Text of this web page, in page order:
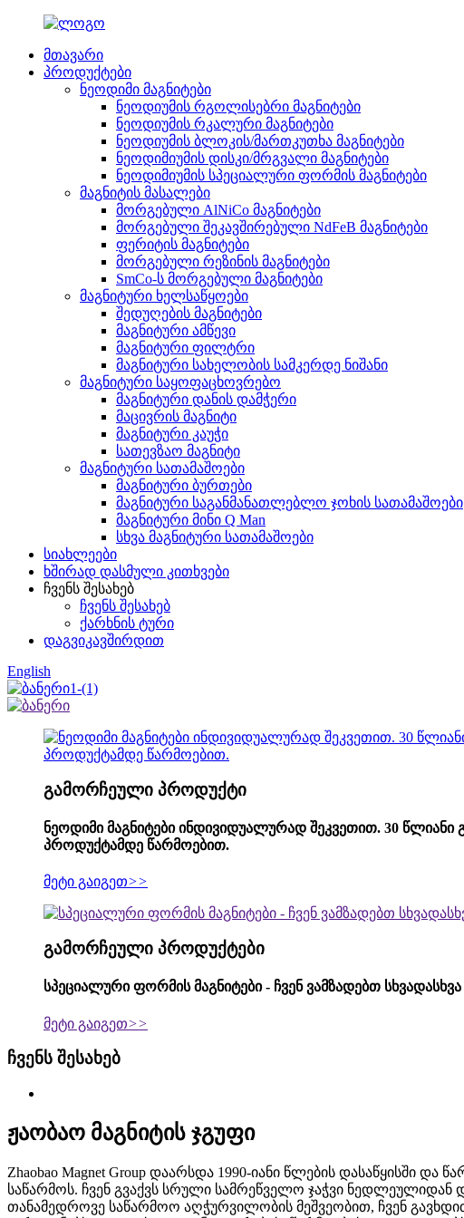
მთავარი
პროდუქტები
ნეოდიმი მაგნიტები
ნეოდიუმის რგოლისებრი მაგნიტები
ნეოდიუმის რკალური მაგნიტები
ნეოდიუმის ბლოკის/მართკუთხა მაგნიტები
ნეოდიმიუმის დისკი/მრგვალი მაგნიტები
ნეოდიმიუმის სპეციალური ფორმის მაგნიტები
მაგნიტის მასალები
მორგებული AlNiCo მაგნიტები
მორგებული შეკავშირებული NdFeB მაგნიტები
ფერიტის მაგნიტები
მორგებული რეზინის მაგნიტები
SmCo-ს მორგებული მაგნიტები
მაგნიტური ხელსაწყოები
შედუღების მაგნიტები
მაგნიტური ამწევი
მაგნიტური ფილტრი
მაგნიტური სახელობის სამკერდე ნიშანი
მაგნიტური საყოფაცხოვრებო
მაგნიტური დანის დამჭერი
მაცივრის მაგნიტი
მაგნიტური კაუჭი
სათევზაო მაგნიტი
მაგნიტური სათამაშოები
მაგნიტური ბურთები
მაგნიტური საგანმანათლებლო ჯოხის სათამაშოები
მაგნიტური მინი Q Man
სხვა მაგნიტური სათამაშოები
სიახლეები
ხშირად დასმული კითხვები
ჩვენს შესახებ
ჩვენს შესახებ
ქარხნის ტური
დაგვიკავშირდით
English
გამორჩეული პროდუქტი
ნეოდიმი მაგნიტები ინდივიდუალურად შეკვეთით. 30
პროდუქტამდე წარმოებით.
მეტი გაიგეთ>>
გამორჩეული პროდუქტები
სპეციალური ფორმის მაგნიტები - ჩვენ ვამზადებთ
მეტი გაიგეთ>>
ჩვენს შესახებ
ჟაობაო მაგნიტის ჯგუფი
Zhaobao Magnet Group დაარსდა 1990-იანი წლების დასაწყისში
საწარმოს. ჩვენ გვაქვს სრული სამრეწველო ჯაჭვი ნედლეულიდან
თანამედროვე საწარმოო აღჭურვილობის მეშვეობით, ჩვენ